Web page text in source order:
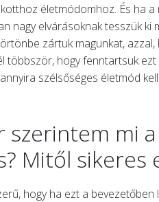
életmódomhoz. És ha
nagy elvárásoknak tesszük
zártuk magunkat,
többször, hogy fenntartsuk
szélsőséges életmód
szerintem mi
Mitől sikeres
hogy ha ezt a